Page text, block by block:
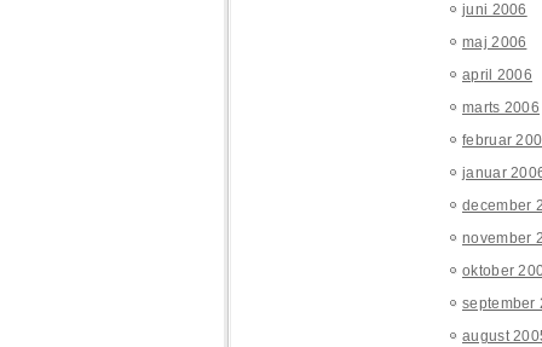
juni 2006
maj 2006
april 2006
marts 2006
februar
januar
december
november
oktober
september
august